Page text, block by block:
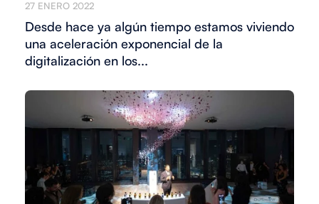
27 ENERO 2022
Desde hace ya algún tiempo estamos viviendo
una aceleración exponencial de la
digitalización en los...